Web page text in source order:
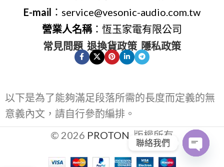
E-mail ：service@vesonic-audio.com.tw
營業人名稱：恆玉家電有限公司
常見問題 退換貨政策 隱私政策
以下是為了能夠滿足段落所需的長度而定義的無
意義內文，請自行參酌編排。
© 2026 PROTON . 版權所有
聯絡我們